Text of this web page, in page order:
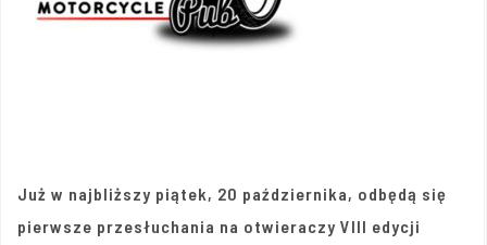
Już w najbliższy piątek, 20 października, odbędą się
pierwsze przesłuchania na otwieraczy VIII edycji